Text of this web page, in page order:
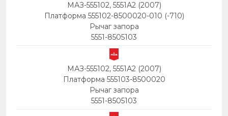
МАЗ-555102, 5551А2 (2007)
Платформа 555102-8500020-010 (-710)
Рычаг запора
5551-8505103
МАЗ-555102, 5551А2 (2007)
Платформа 555103-8500020
Рычаг запора
5551-8505103